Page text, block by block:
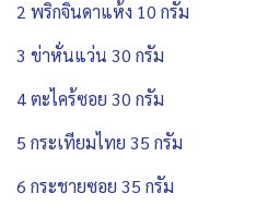
2 พริกจินดาแห้ง 10 กรัม
3 ข่าหั่นแว่น 30 กรัม
4 ตะไคร้ซอย 30 กรัม
5 กระเทียมไทย 35 กรัม
6 กระชายซอย 35 กรัม